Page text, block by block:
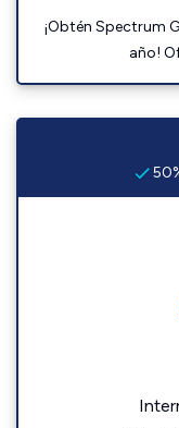
¡Obtén Spectrum
año!